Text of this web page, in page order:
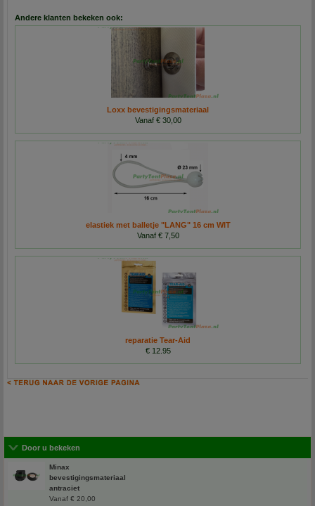
Andere klanten bekeken ook:
Loxx bevestigingsmateriaal
Vanaf € 30,00
elastiek met balletje "LANG" 16 cm WIT
Vanaf € 7,50
reparatie Tear-Aid
€ 12.95
Door u bekeken
Minax
bevestigingsmateriaal
antraciet
Vanaf € 20,00